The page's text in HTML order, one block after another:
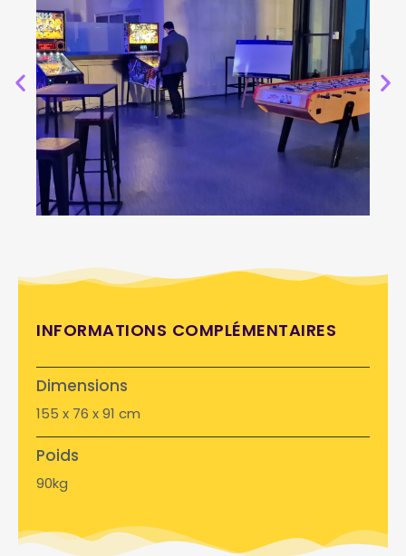
INFORMATIONS COMPLÉMENTAIRES
Dimensions
155 x 76 x 91 cm
Poids
90kg